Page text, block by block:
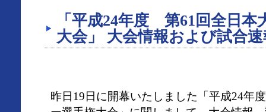
「平成24年度 第61回全日本
大会」 大会情報および試合
昨日19日に開幕いたしました「平成24年